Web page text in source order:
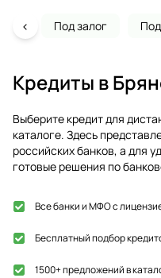
Под залог
‹
Кредиты в
Выберите кредит для
каталоге. Здесь
российских банков, а для
готовые решения по
Все банки и МФО с
Бесплатный подбор
1500+ предложений в